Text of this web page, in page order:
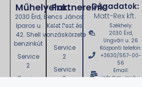
Műhelyeink:
2030 Érd,
Iparos u
42. Shell
benzinkút
Service
2
Service
Partnereink:
Bencs János:
Kelet Pest és
vonzáskörzete
Service
2
Service
3
Cégadatok:
Matt-Rex kft.
Székhely:
2030 Érd,
Ungvári u. 26
Központi telefon:
+3630/557-00-
56
Email:
info@m-rex.hu